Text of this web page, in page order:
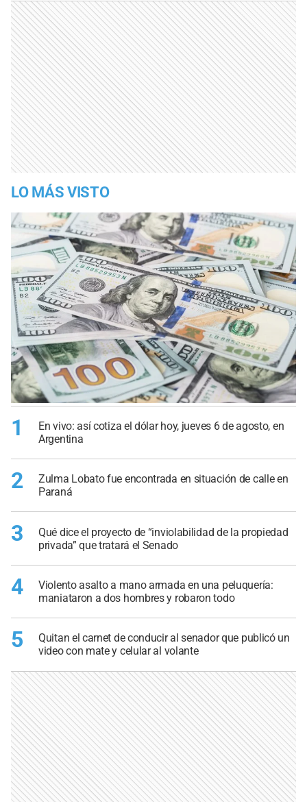
LO MÁS VISTO
1
En vivo: así cotiza el dólar hoy, jueves 6 de agosto, en
Argentina
2
Zulma Lobato fue encontrada en situación de calle en
Paraná
3
Qué dice el proyecto de “inviolabilidad de la propiedad
privada” que tratará el Senado
4
Violento asalto a mano armada en una peluquería:
maniataron a dos hombres y robaron todo
5
Quitan el carnet de conducir al senador que publicó un
video con mate y celular al volante